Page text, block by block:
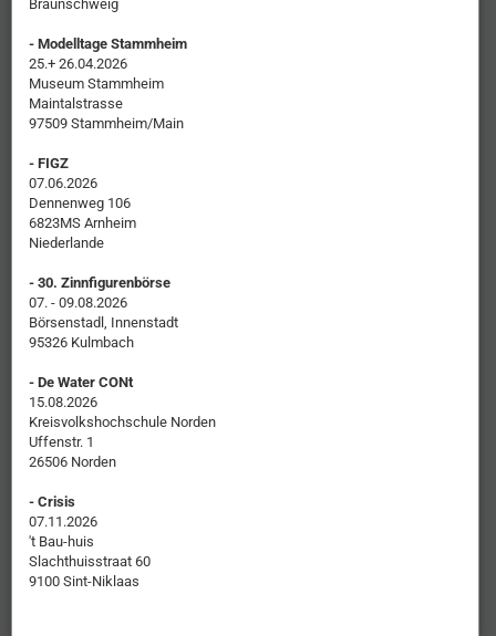
Braunschweig
- Modelltage Stammheim
25.+ 26.04.2026
Museum Stammheim
Maintalstrasse
97509 Stammheim/Main
- FIGZ
07.06.2026
Dennenweg 106
6823MS Arnheim
Niederlande
- 30. Zinnfigurenbörse
07. - 09.08.2026
Börsenstadl, Innenstadt
95326 Kulmbach
- De Water CONt
15.08.2026
Kreisvolkshochschule Norden
Uffenstr. 1
26506 Norden
- Crisis
07.11.2026
't Bau-huis
Slachthuisstraat 60
9100 Sint-Niklaas